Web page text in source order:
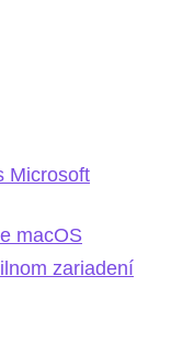
Microsoft
macOS
zariadení